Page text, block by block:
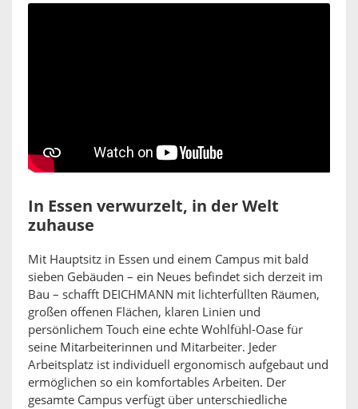
In Essen verwurzelt, in der Welt
zuhause
Mit Hauptsitz in Essen und einem Campus mit bald
sieben Gebäuden – ein Neues befindet sich derzeit im
Bau – schafft DEICHMANN mit lichterfüllten Räumen,
großen offenen Flächen, klaren Linien und
persönlichem Touch eine echte Wohlfühl-Oase für
seine Mitarbeiterinnen und Mitarbeiter. Jeder
Arbeitsplatz ist individuell ergonomisch aufgebaut und
ermöglichen so ein komfortables Arbeiten. Der
gesamte Campus verfügt über unterschiedliche